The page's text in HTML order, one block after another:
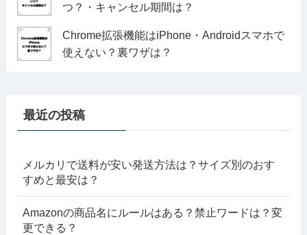
つ？・キャンセル期間は？
Chrome拡張機能はiPhone・Androidスマホで
使えない？裏ワザは？
最近の投稿
メルカリで送料が安い発送方法は？サイズ別のおす
すめと最安は？
Amazonの商品名にルールはある？禁止ワードは？変
更できる？